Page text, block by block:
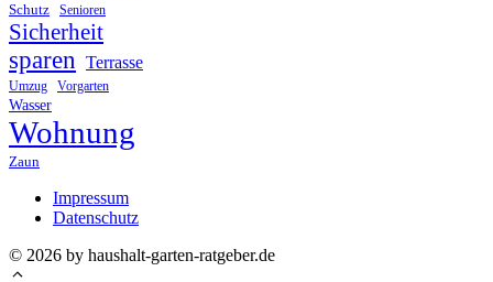
Schutz Senioren
Sicherheit
sparen Terrasse
Umzug Vorgarten
Wasser
Wohnung
Zaun
Impressum
Datenschutz
© 2026 by haushalt-garten-ratgeber.de